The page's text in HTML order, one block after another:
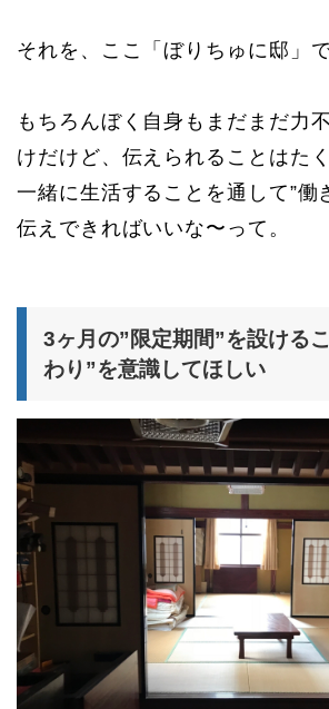
それを、ここ「ぼりちゅに邸」
もちろんぼく自身もまだまだ力
けだけど、伝えられることはた
一緒に生活することを通して”働
伝えできればいいな〜って。
3ヶ月の”限定期間”を設ける
わり”を意識してほしい